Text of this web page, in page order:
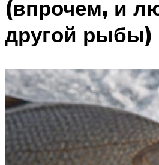
(впрочем, и
другой рыбы)